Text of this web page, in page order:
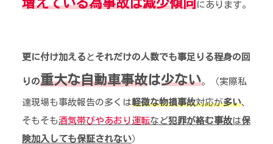
増えている為事故は減少傾向にあります。
更に付け加える と それだけの人数でも事足りる程身の回
りの重大な自動車事故は少ない。（実際私
達現場も事故報告の多くは軽微な物損事故対応が多い、
そもそも酒気帯びやあおり運転など犯罪が絡む事故は保
険加入しても保証されない）